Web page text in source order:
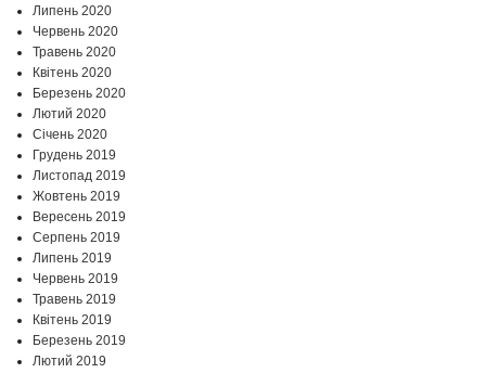
Липень 2020
Червень 2020
Травень 2020
Квітень 2020
Березень 2020
Лютий 2020
Січень 2020
Грудень 2019
Листопад 2019
Жовтень 2019
Вересень 2019
Серпень 2019
Липень 2019
Червень 2019
Травень 2019
Квітень 2019
Березень 2019
Лютий 2019